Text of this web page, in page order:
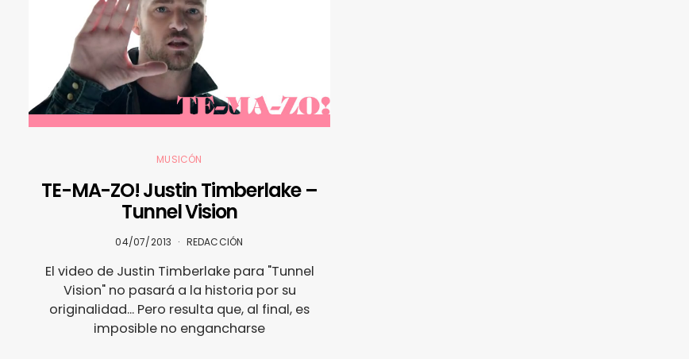
MUSICÓN
TE-MA-ZO! Justin Timberlake –
Tunnel Vision
04/07/2013 REDACCIÓN
El video de Justin Timberlake para "Tunnel
Vision" no pasará a la historia por su
originalidad... Pero resulta que, al final, es
imposible no engancharse